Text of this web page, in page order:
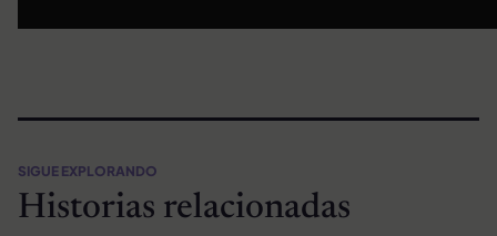
SIGUE EXPLORANDO
Historias relacionadas